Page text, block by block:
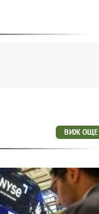
ВИЖ ОЩЕ